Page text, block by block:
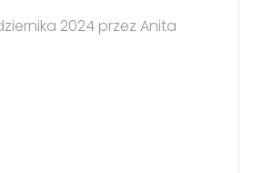
2024 przez Anita